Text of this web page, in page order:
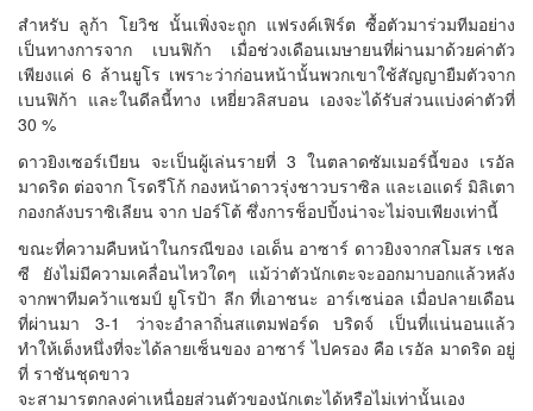
สำหรับ ลูก้า โยวิช นั้นเพิ่งจะถูก แฟรงค์เฟิร์ต ซื้อตัวมาร่วมทีมอย่าง
เป็นทางการจาก เบนฟิก้า เมื่อช่วงเดือนเมษายนที่ผ่านมาด้วยค่าตัว
เพียงแค่ 6 ล้านยูโร เพราะว่าก่อนหน้านั้นพวกเขาใช้สัญญายืมตัวจาก
เบนฟิก้า และในดีลนี้ทาง เหยี่ยวลิสบอน เองจะได้รับส่วนแบ่งค่าตัวที่
30 %
ดาวยิงเซอร์เบียน จะเป็นผู้เล่นรายที่ 3 ในตลาดซัมเมอร์นี้ของ เรอัล
มาดริด ต่อจาก โรดรีโก้ กองหน้าดาวรุ่งชาวบราซิล และเอแดร์ มิลิเตา
กองกลังบราซิเลียน จาก ปอร์โต้ ซึ่งการช็อปปิ้งน่าจะไม่จบเพียงเท่านี้
ขณะที่ความคืบหน้าในกรณีของ เอเด็น อาซาร์ ดาวยิงจากสโมสร เชล
ซี ยังไม่มีความเคลื่อนไหวใดๆ แม้ว่าตัวนักเตะจะออกมาบอกแล้วหลัง
จากพาทีมคว้าแชมป์ ยูโรป้า ลีก ที่เอาชนะ อาร์เซน่อล เมื่อปลายเดือน
ที่ผ่านมา 3-1 ว่าจะอำลาถิ่นสแตมฟอร์ด บริดจ์ เป็นที่แน่นอนแล้ว
ทำให้เต็งหนึ่งที่จะได้ลายเซ็นของ อาซาร์ ไปครอง คือ เรอัล มาดริด อยู่
ที่ ราชันชุดขาว
จะสามารตกลงค่าเหนื่อยส่วนตัวของนักเตะได้หรือไม่เท่านั้นเอง